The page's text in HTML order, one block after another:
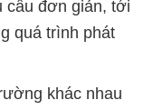
cầu đơn giản, tới
quá trình phát
khác nhau